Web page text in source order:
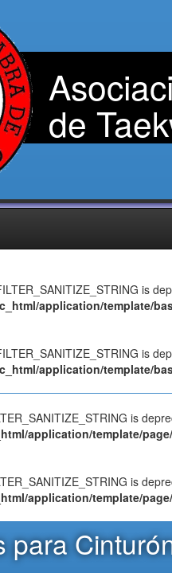
de
is
application/template/
is
application/template/
is
application/template/
is
application/template/
para